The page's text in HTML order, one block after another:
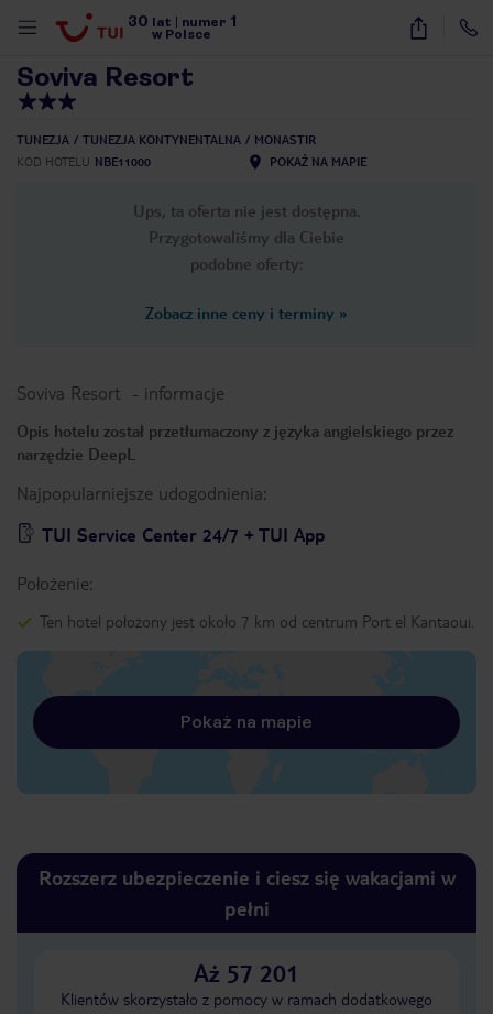
30 lat numer 1
w Polsce
9
Soviva Resort
TUNEZJA TUNEZJA KONTYNENTALNA
MONASTIR
KOD HOTELU NBE11000 POKAŻ NA MAPIE
Ups, ta oferta nie jest dostępna.
Przygotowaliśmy dla Ciebie
podobne oferty:
Zobacz inne ceny i terminy »
Soviva Resort - informacje
Opis hotelu został przetłumaczony z języka angielskiego przez
narzędzie DeepL
Najpopularniejsze udogodnienia:
TUI Service Center 24/7 + TUI App
Położenie:
Ten hotel położony jest około 7 km od centrum Port el Kantaoui.
Pokaż na mapie
Rozszerz ubezpieczenie i ciesz się wakacjami w
pełni
Aż 57 201
Klientów skorzystało z pomocy w ramach dodatkowego